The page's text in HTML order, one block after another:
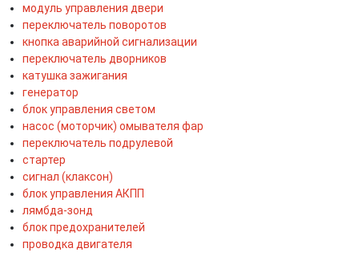
модуль управления двери
переключатель поворотов
кнопка аварийной сигнализации
переключатель дворников
катушка зажигания
генератор
блок управления светом
насос (моторчик) омывателя фар
переключатель подрулевой
стартер
сигнал (клаксон)
блок управления АКПП
лямбда-зонд
блок предохранителей
проводка двигателя